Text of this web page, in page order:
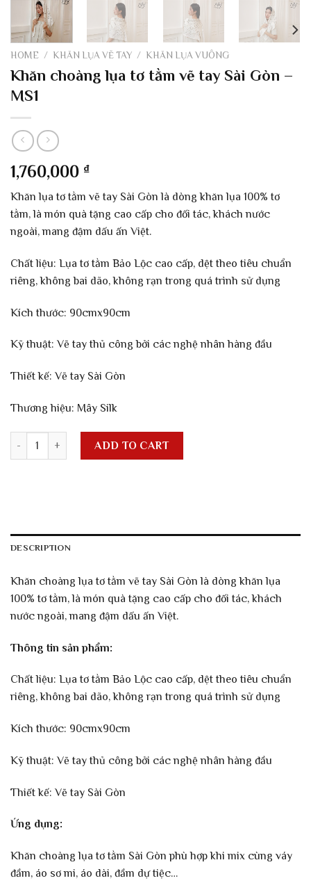
HOME / KHĂN LỤA VẼ TAY / KHĂN LỤA VUÔNG
Khăn choàng lụa tơ tằm vẽ tay Sài Gòn –
MS1
1,760,000 ₫
Khăn lụa tơ tằm vẽ tay Sài Gòn là dòng khăn lụa 100% tơ
tằm, là món quà tặng cao cấp cho đối tác, khách nước
ngoài, mang đậm dấu ấn Việt.
Chất liệu: Lụa tơ tằm Bảo Lộc cao cấp, dệt theo tiêu chuẩn
riêng, không bai dão, không rạn trong quá trình sử dụng
Kích thước: 90cmx90cm
Kỹ thuật: Vẽ tay thủ công bởi các nghệ nhân hàng đầu
Thiết kế: Vẽ tay Sài Gòn
Thương hiệu: Mây Silk
Khăn choàng lụa tơ tằm vẽ tay Sài Gòn - MS1 quantity
ADD TO CART
DESCRIPTION
Khăn choàng lụa tơ tằm vẽ tay Sài Gòn là dòng khăn lụa
100% tơ tằm, là món quà tặng cao cấp cho đối tác, khách
nước ngoài, mang đậm dấu ấn Việt.
Thông tin sản phẩm:
Chất liệu: Lụa tơ tằm Bảo Lộc cao cấp, dệt theo tiêu chuẩn
riêng, không bai dão, không rạn trong quá trình sử dụng
Kích thước: 90cmx90cm
Kỹ thuật: Vẽ tay thủ công bởi các nghệ nhân hàng đầu
Thiết kế: Vẽ tay Sài Gòn
Ứng dụng:
Khăn choàng lụa tơ tằm Sài Gòn phù hợp khi mix cùng váy
đầm, áo sơ mi, áo dài, đầm dự tiệc…